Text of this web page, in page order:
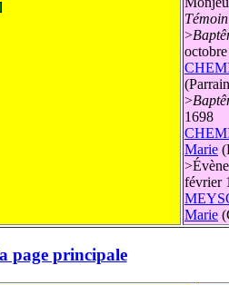
>
>
1698
Marie
>
février
Marie
page principale